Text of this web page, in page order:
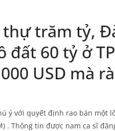
trăm tỷ,
đất 60 tỷ ở
USD mà
ý với quyết định rao bán một
. Thông tin được nam ca sĩ